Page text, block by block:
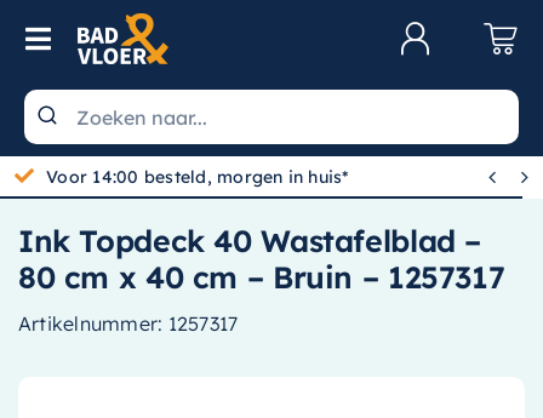
Skip to content
Toggle Navigation
Wastafels
Toiletten
Spiegels
Gratis bezorgd vanaf 100,-
 
Ink Topdeck 40 Wastafelblad –
80 cm x 40 cm – Bruin – 1257317
Artikelnummer: 1257317